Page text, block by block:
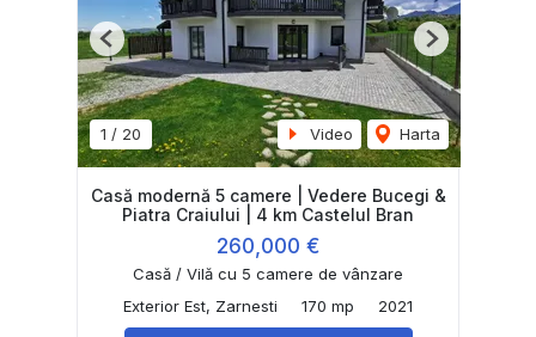
1 / 20 Video Harta
Previous Next
Casă modernă 5 camere | Vedere Bucegi &
Piatra Craiului | 4 km Castelul Bran
260,000 €
Casă / Vilă cu 5 camere de vânzare
Exterior Est, Zarnesti
170 mp 2021